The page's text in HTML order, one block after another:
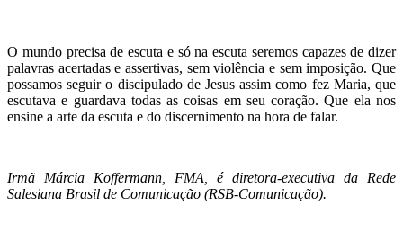
O mundo precisa de escuta e só na escuta seremos capazes de dizer
palavras acertadas e assertivas, sem violência e sem imposição. Que
possamos seguir o discipulado de Jesus assim como fez Maria, que
escutava e guardava todas as coisas em seu coração. Que ela nos
ensine a arte da escuta e do discernimento na hora de falar.
Irmã Márcia Koffermann, FMA, é diretora-executiva da Rede
Salesiana Brasil de Comunicação (RSB-Comunicação).